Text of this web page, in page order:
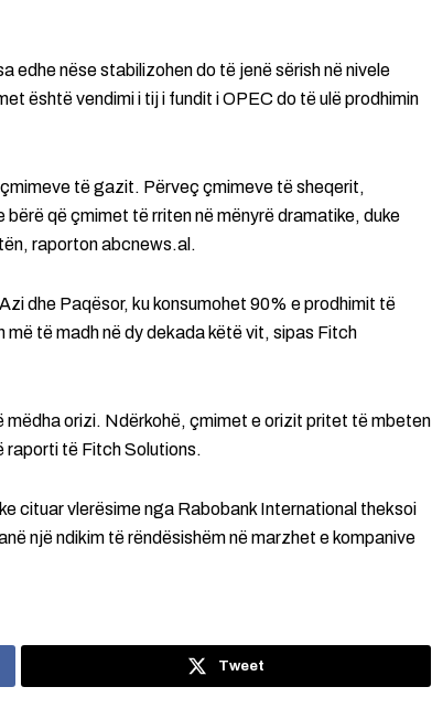
edhe nëse stabilizohen do të jenë sërish në nivele
është vendimi i tij i fundit i OPEC do të ulë prodhimin
të gazit. Përveç çmimeve të sheqerit,
që çmimet të rriten në mënyrë dramatike, duke
raporton abcnews.al.
dhe Paqësor, ku konsumohet 90% e prodhimit të
të madh në dy dekada këtë vit, sipas Fitch
orizi. Ndërkohë, çmimet e orizit pritet të mbeten
raporti të Fitch Solutions.
cituar vlerësime nga Rabobank International theksoi
një ndikim të rëndësishëm në marzhet e kompanive
Tweet